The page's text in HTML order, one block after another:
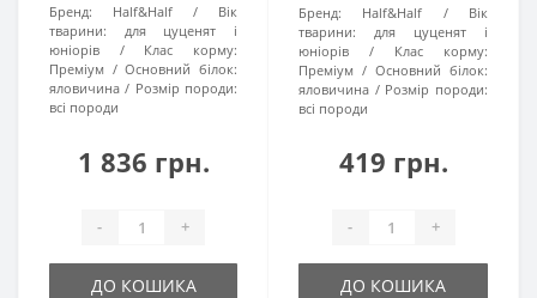
Бренд: Half&Half
Вік
тварини:
для цуценят і
юніорів
Клас корму:
Преміум
Основний білок:
яловичина
Розмір породи:
всі породи
1 836 грн.
- +
ДО КОШИКА
Бренд: Half&Half
Вік
тварини:
для цуценят і
юніорів
Клас корму:
Преміум
Основний білок:
яловичина
Розмір породи:
всі породи
419 грн.
- +
ДО КОШИКА